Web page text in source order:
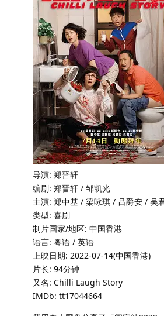
导演: 郑晋轩
编剧: 郑晋轩 / 邹凯光
主演: 郑中基 / 梁咏琪 / 吕爵安 / 吴
类型: 喜剧
制片国家/地区: 中国香港
语言: 粤语 / 英语
上映日期: 2022-07-14(中国香港)
片长: 94分钟
又名: Chilli Laugh Story
IMDb: tt17044664